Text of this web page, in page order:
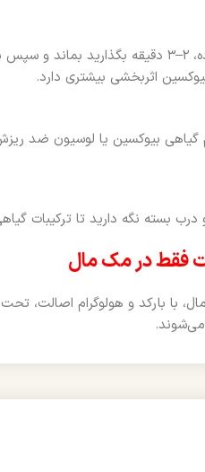
اثربخشی بیشتری دارد.
گیاهی بیوکسین یا لوسیون ضد
نگه دارید تا ترکیبات گیاهی
فقط در مک مال
بارکد و هولوگرام اصالت، تحت